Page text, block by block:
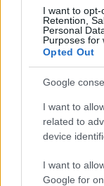
I want to opt-
Retention,
Personal
Purposes for
Opted Out
Google
I want to
related to
device
I want to
Google for
QUOTAZIONI
Eureka Bridged
(PAXG)